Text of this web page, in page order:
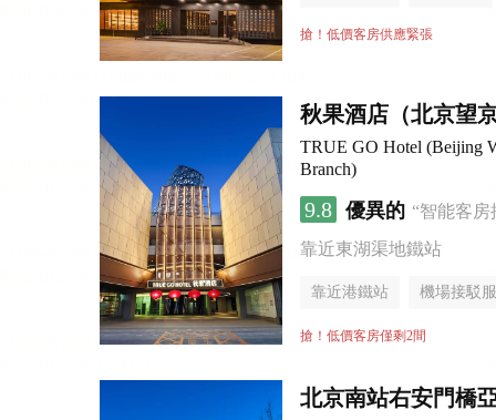
行李寄存服務
搶！低價客房供應緊張
秋果酒店（北京望
TRUE GO Hotel (Beijing
Branch)
9.8 優異的 “智能客
靠近東湖渠地鐵站
靠近港鐵站 機場接駁
無煙樓層
搶！低價客房僅剩2間
北京南站右安門橋